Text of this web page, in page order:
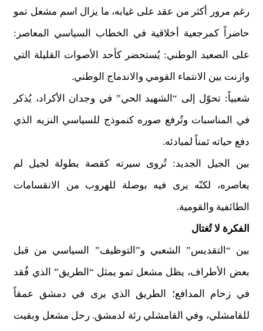
رغم مرور أكثر من عقد على غيابه، ما يزال اسم مشعل تمو
حاضراً كمرجعية أخلاقية في الخطاب السياسي المعاصر:
على الصعيد الوطني: يُستحضر كأحد الأصوات القليلة التي
وازنت بين الانتماء القومي والاندماج الوطني.
شعبياً: تحوّل إلى “الشهيد الحي” في وجدان الأكراد، يُذكر
في المناسبات وتُرفع صوره كنموذج للسياسي النزيه الذي
دفع حياته ثمناً لمبادئه.
بين الجيل الجديد: تُروى سيرته كقصة بطولة لجيل لم
يعاصره، لكنّه يرى فيه بوصلة للهروب من الانقسامات
الطائفية والقومية.
الفكرة لا تُغتال
بين “التقديس” الشعبي و”التوظيف” السياسي من قبل
بعض الأطراف، يظل مشعل تمو يمثل “الطريق” الذي فُقد
في زحام المدافع؛ الطريق الذي يرى في دمشق عمقاً
للقامشلي، وفي القامشلي رئة لدمشق. رحل مشعل وبقيت